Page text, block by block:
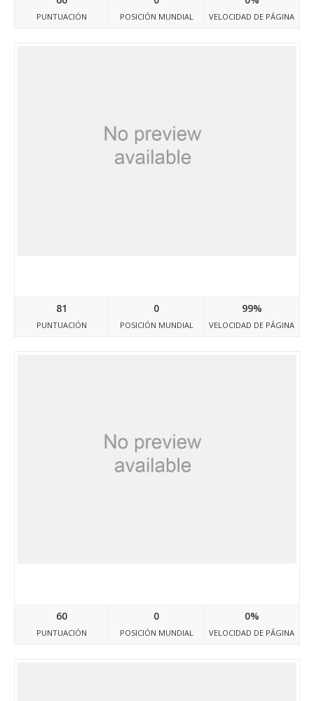
PUNTUACIÓN POSICIÓN MUNDIAL VELOCIDAD DE PÁGINA
81
PUNTUACIÓN
0
POSICIÓN MUNDIAL
99%
VELOCIDAD DE PÁGINA
60
PUNTUACIÓN
0
POSICIÓN MUNDIAL
0%
VELOCIDAD DE PÁGINA